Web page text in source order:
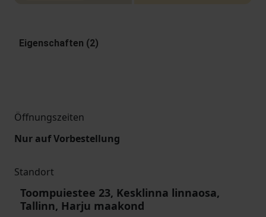
Eigenschaften (2)
Öffnungszeiten
Nur auf Vorbestellung
Standort
Toompuiestee 23, Kesklinna linnaosa,
Tallinn, Harju maakond